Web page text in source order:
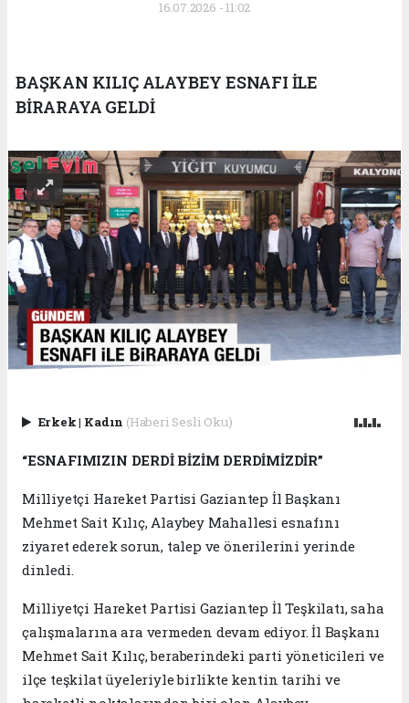
16.07.2026 - 11:02
BAŞKAN KILIÇ ALAYBEY ESNAFI İLE
BİRARAYA GELDİ
Erkek| Kadın (Haberi Sesli Oku)
“ESNAFIMIZIN DERDİ BİZİM DERDİMİZDİR”
Milliyetçi Hareket Partisi Gaziantep İl Başkanı
Mehmet Sait Kılıç, Alaybey Mahallesi esnafını
ziyaret ederek sorun, talep ve önerilerini yerinde
dinledi.
Milliyetçi Hareket Partisi Gaziantep İl Teşkilatı, saha
çalışmalarına ara vermeden devam ediyor. İl Başkanı
Mehmet Sait Kılıç, beraberindeki parti yöneticileri ve
ilçe teşkilat üyeleriyle birlikte kentin tarihi ve